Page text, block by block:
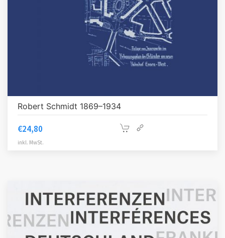
Robert Schmidt 1869–1934
€24,80
inkl. MwSt.